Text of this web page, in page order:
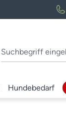
Hundebedarf